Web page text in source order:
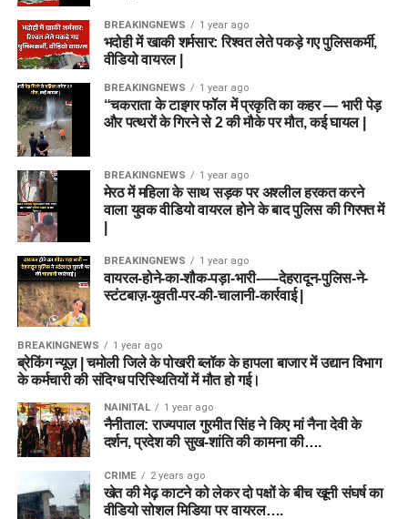
BREAKINGNEWS 1 year ago
भदोही में खाकी शर्मसार: रिश्वत लेते पकड़े गए पुलिसकर्मी,
वीडियो वायरल |
BREAKINGNEWS 1 year ago
“चकराता के टाइगर फॉल में प्रकृति का कहर — भारी पेड़
और पत्थरों के गिरने से 2 की मौके पर मौत, कई घायल |
BREAKINGNEWS 1 year ago
मेरठ में महिला के साथ सड़क पर अश्लील हरकत करने
वाला युवक वीडियो वायरल होने के बाद पुलिस की गिरफ्त में
BREAKINGNEWS 1 year ago
वायरल-होने-का-शौक-पड़ा-भारी-—-देहरादून-पुलिस-ने-
स्टंटबाज़-युवती-पर-की-चालानी-कार्रवाई |
BREAKINGNEWS 1 year ago
ब्रेकिंग न्यूज़ | चमोली जिले के पोखरी ब्लॉक के हापला बाजार में उद्यान विभाग
के कर्मचारी की संदिग्ध परिस्थितियों में मौत हो गई।
NAINITAL 1 year ago
नैनीताल: राज्यपाल गुरमीत सिंह ने किए मां नैना देवी के
दर्शन, प्रदेश की सुख-शांति की कामना की….
CRIME 2 years ago
खेत की मेढ़ काटने को लेकर दो पक्षों के बीच खूनी संघर्ष का
वीडियो सोशल मिडिया पर वायरल….